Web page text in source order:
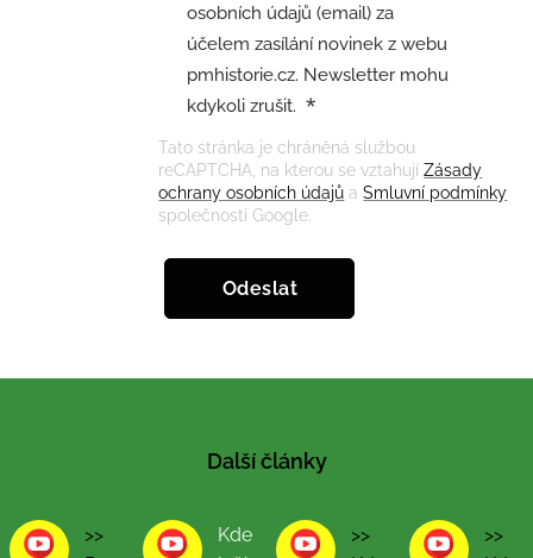
osobních údajů (email) za
účelem zasílání novinek z webu
pmhistorie.cz. Newsletter mohu
kdykoli zrušit.
Tato stránka je chráněná službou
reCAPTCHA, na kterou se vztahujíZásady
ochrany osobních údajů aSmluvní podmínky
společnosti Google.
Odeslat
Další články
>>
Kde
>>
>>